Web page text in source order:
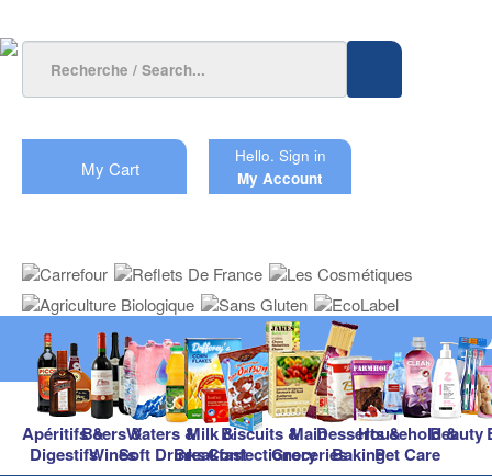
My Cart
Hello. Sign in
My Account
Apéritifs &
Digestifs
Beers &
Wines
Waters &
Soft Drinks
Milk &
Breakfast
Biscuits &
Confectionery
Main
Groceries
Desserts &
Baking
Household &
Pet Care
Beauty